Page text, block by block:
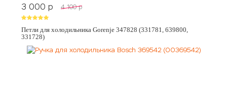
3 000 p 4 100 p
Петли для холодильника Gorenje 347828 (331781, 639800,
331728)